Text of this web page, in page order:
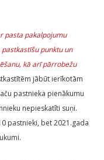
pasta pakalpojumu
punktu un
kā arī pārrobežu
jābūt ierīkotām
pastnieka pienākumu
nepieskatīti suņi.
pastnieki, bet 2021.gada